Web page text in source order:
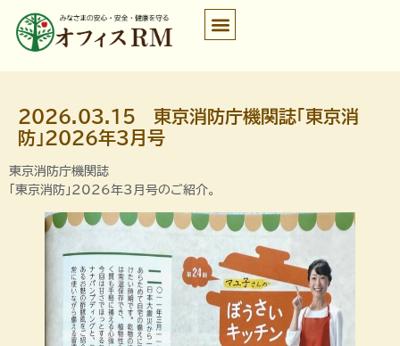
2026.03.15 東京消防庁機関誌「東京消
防」2026年3月号
東京消防庁機関誌
「東京消防」2026年3月号のご紹介。